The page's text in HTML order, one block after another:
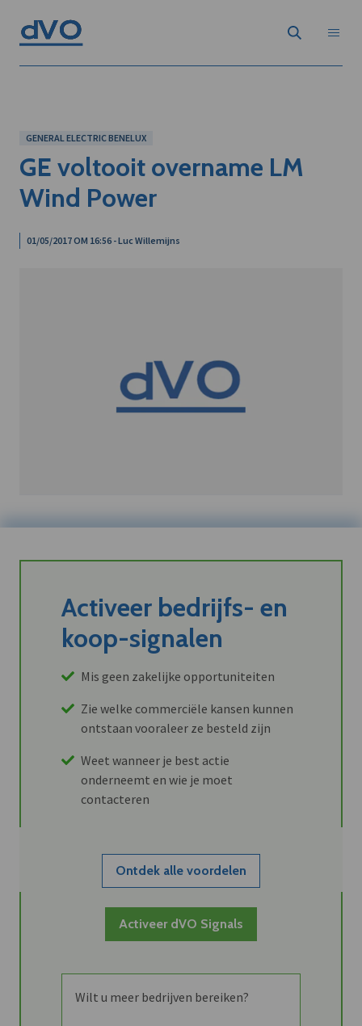
GENERAL ELECTRIC BENELUX
GE voltooit overname LM
Wind Power
01/05/2017 OM 16:56 - Luc Willemijns
Activeer bedrijfs- en
koop-signalen
Mis geen zakelijke opportuniteiten
Zie welke commerciële kansen kunnen
ontstaan vooraleer ze besteld zijn
Weet wanneer je best actie
onderneemt en wie je moet
contacteren
Ontdek alle voordelen
Activeer dVO Signals
Wilt u meer bedrijven bereiken?